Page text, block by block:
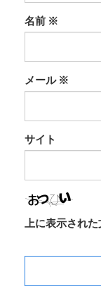
名前 ※
メール ※
サイト
上に表示された